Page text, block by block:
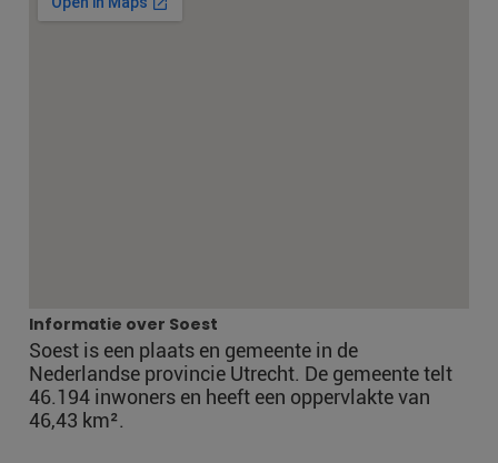
Informatie over Soest
Soest is een plaats en gemeente in de
Nederlandse provincie Utrecht. De gemeente telt
46.194 inwoners en heeft een oppervlakte van
46,43 km².